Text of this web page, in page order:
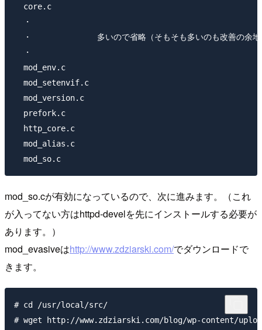
  core.c
  ・
・　　　　　　　　多いので省略（そもそも多いのも改善の余
  ・
  mod_env.c
  mod_setenvif.c
  mod_version.c
  prefork.c
  http_core.c
  mod_alias.c
mod_so.cが有効になっているので、次に進みます。（これ
が入ってない方はhttpd-develを先にインストールする必要が
あります。）
mod_evasiveはhttp://www.zdziarski.com/でダウンロードで
きます。
# cd /usr/local/src/
# wget http://www.zdziarski.com/blog/wp-content/